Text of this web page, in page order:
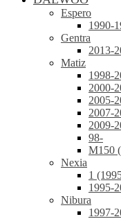
Espero
1990-
Gentra
2013-
Matiz
1998-
2000-
2005-
2007-
2009-
98-
М150
Nexia
1
1995-
Nibura
1997-